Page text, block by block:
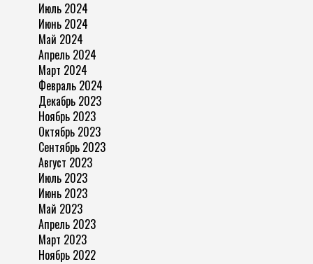
Июль 2024
Июнь 2024
Май 2024
Апрель 2024
Март 2024
Февраль 2024
Декабрь 2023
Ноябрь 2023
Октябрь 2023
Сентябрь 2023
Август 2023
Июль 2023
Июнь 2023
Май 2023
Апрель 2023
Март 2023
Ноябрь 2022